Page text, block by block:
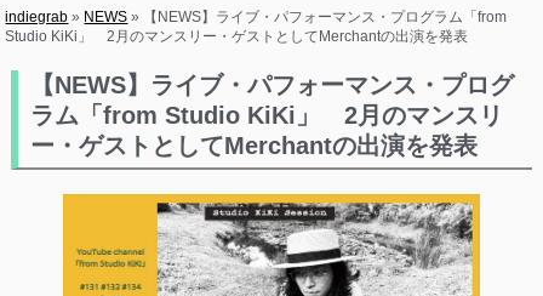
indiegrab » NEWS »
【NEWS】ライブ・パフォーマンス・プログラム「from
Studio KiKi」 2月のマンスリー・ゲストとしてMerchantの出演を発表
【NEWS】ライブ・パフォーマンス・プログ
ラム「from Studio KiKi」 2月のマンスリ
ー・ゲストとしてMerchantの出演を発表